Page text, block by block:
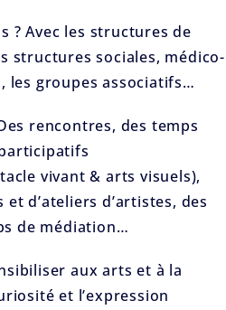
? Avec les structures de
structures sociales, médico-
les groupes associatifs…
rencontres, des temps
vivant & arts visuels),
d’ateliers d’artistes, des
de médiation…
aux arts et à la
et l’expression